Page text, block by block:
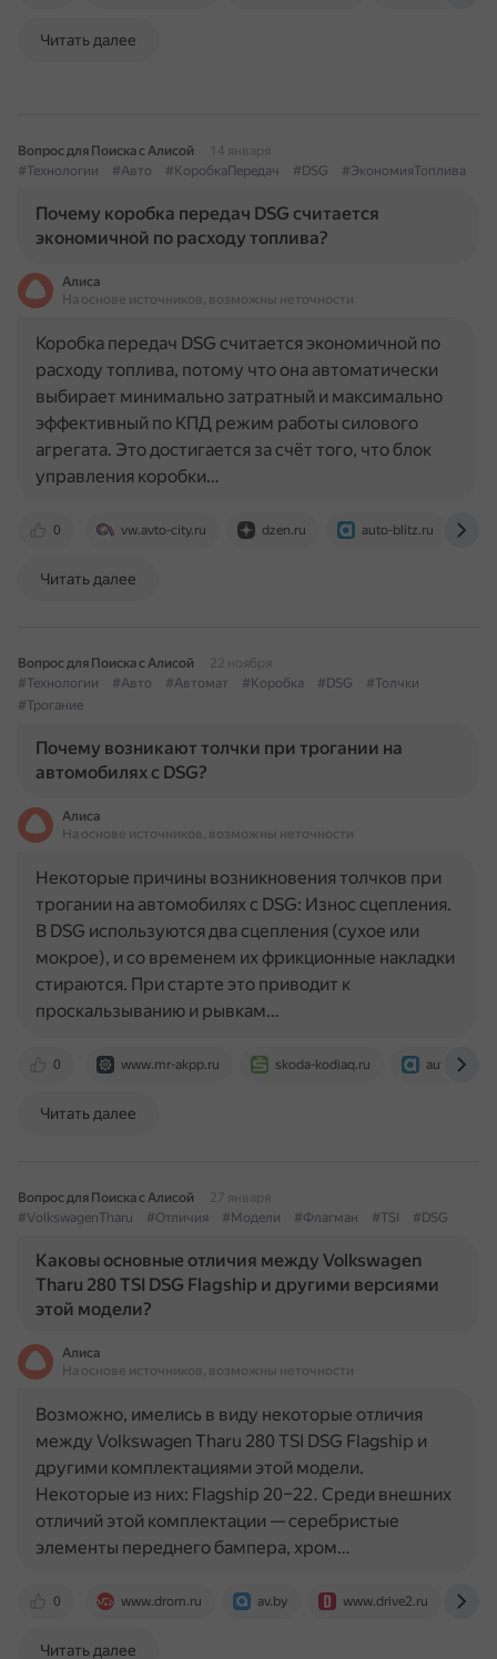
Читать далее
Вопрос для Поиска с Алисой
14 января
#Технологии
#Авто #КоробкаПередач #DSG #ЭкономияТоплива
Почему коробка передач DSG считается
экономичной по расходу топлива?
Алиса
На основе источников, возможны неточности
0 vw.avto-city.ru dzen.ru auto-blitz.ru
Коробка передач DSG считается экономичной по
расходу топлива, потому что она автоматически
выбирает минимально затратный и максимально
эффективный по КПД режим работы силового
агрегата. Это достигается за счёт того, что блок
управления коробки…
Читать далее
Вопрос для Поиска с Алисой
22 ноября
#Технологии
#Авто #Автомат #Коробка #DSG
#Толчки
#Трогание
Почему возникают толчки при трогании на
автомобилях с DSG?
Алиса
На основе источников, возможны неточности
0 www.mr-akpp.ru skoda-kodiaq.ru auto-blitz.ru
Некоторые причины возникновения толчков при
трогании на автомобилях с DSG: Износ сцепления.
В DSG используются два сцепления (сухое или
мокрое), и со временем их фрикционные накладки
стираются. При старте это приводит к
проскальзыванию и рывкам…
Читать далее
Вопрос для Поиска с Алисой
27 января
#VolkswagenTharu
#Отличия #Модели #Флагман #TSI #DSG
Каковы основные отличия между Volkswagen
Tharu 280 TSI DSG Flagship и другими версиями
этой модели?
Алиса
На основе источников, возможны неточности
0 www.drom.ru av.by www.drive2.ru
Возможно, имелись в виду некоторые отличия
между Volkswagen Tharu 280 TSI DSG Flagship и
другими комплектациями этой модели.
Некоторые из них: Flagship 20–22. Среди внешних
отличий этой комплектации — серебристые
элементы переднего бампера, хром…
Читать далее